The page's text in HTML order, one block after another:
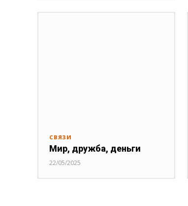
СВЯЗИ
Мир, дружба, деньги
22/05/2025